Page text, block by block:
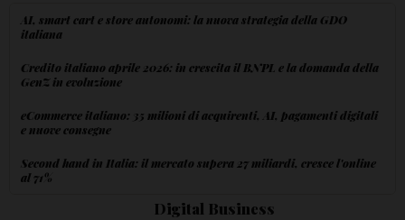
AI, smart cart e store autonomi: la nuova strategia della GDO
italiana
Credito italiano aprile 2026: in crescita il BNPL e la domanda della
GenZ in evoluzione
eCommerce italiano: 35 milioni di acquirenti, AI, pagamenti digitali
e nuove consegne
Second hand in Italia: il mercato supera 27 miliardi, cresce l'online
al 71%
Digital Business